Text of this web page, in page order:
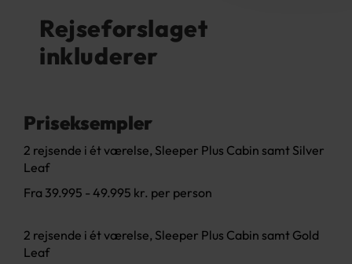
Rejseforslaget
inkluderer
Priseksempler
2 rejsende i ét værelse, Sleeper Plus Cabin samt Silver
Leaf
Fra 39.995 - 49.995 kr. per person
2 rejsende i ét værelse, Sleeper Plus Cabin samt Gold
Leaf